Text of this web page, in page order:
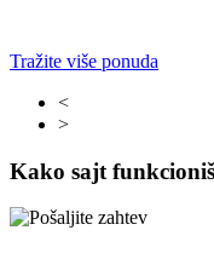
Tražite više ponuda
<
>
Kako sajt